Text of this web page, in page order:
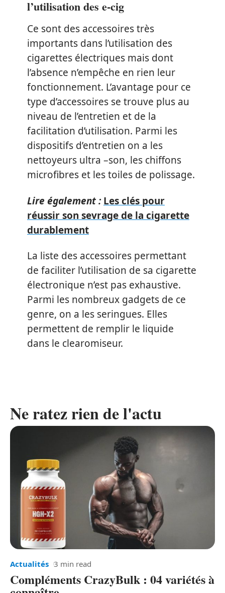
l’utilisation des e-cig
Ce sont des accessoires très
importants dans l’utilisation des
cigarettes électriques mais dont
l’absence n’empêche en rien leur
fonctionnement. L’avantage pour ce
type d’accessoires se trouve plus au
niveau de l’entretien et de la
facilitation d’utilisation. Parmi les
dispositifs d’entretien on a les
nettoyeurs ultra –son, les chiffons
microfibres et les toiles de polissage.
Lire également : Les clés pour
réussir son sevrage de la cigarette
durablement
La liste des accessoires permettant
de faciliter l’utilisation de sa cigarette
électronique n’est pas exhaustive.
Parmi les nombreux gadgets de ce
genre, on a les seringues. Elles
permettent de remplir le liquide
dans le clearomiseur.
Ne ratez rien de l'actu
Actualités 3 min read
Compléments CrazyBulk : 04 variétés à